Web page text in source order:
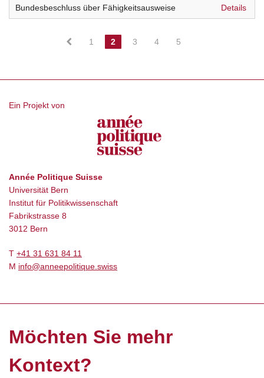
Bundesbeschluss über Fähigkeitsausweise Details
1 2 3 4 5
Ein Projekt von
Année Politique Suisse
Universität Bern
Institut für Politikwissenschaft
Fabrikstrasse 8
3012 Bern
T +41 31 631 84 11
M info@anneepolitique.swiss
Möchten Sie mehr
Kontext?